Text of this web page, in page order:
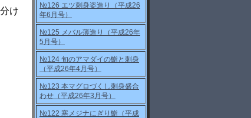
№126 エツ刺身姿造り（平成26
年6月号）
№125 メバル薄造り（平成26年
5月号）
№124 旬のアマダイの鮨と刺身
（平成26年4月号）
№123 本マグロづくし刺身盛合
わせ（平成26年3月号）
№122 寒メジナにぎり鮨（平成
け